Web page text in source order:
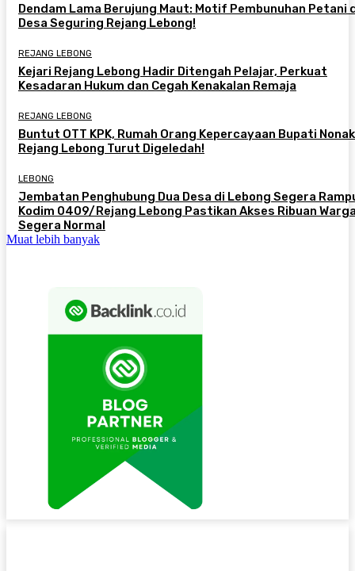
Dendam Lama Berujung Maut: Motif Pembunuhan Petani
Desa Seguring Rejang Lebong!
REJANG LEBONG
Kejari Rejang Lebong Hadir Ditengah Pelajar, Perkuat
Kesadaran Hukum dan Cegah Kenakalan Remaja
REJANG LEBONG
Buntut OTT KPK, Rumah Orang Kepercayaan Bupati
Rejang Lebong Turut Digeledah!
LEBONG
Jembatan Penghubung Dua Desa di Lebong Segera
Kodim 0409/Rejang Lebong Pastikan Akses Ribuan
Segera Normal
Muat lebih banyak